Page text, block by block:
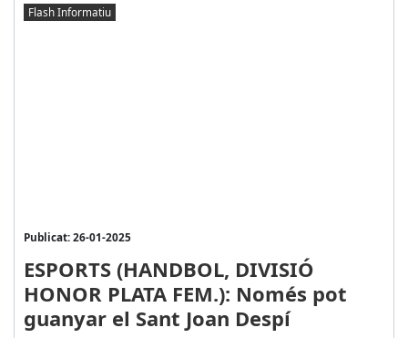
Flash Informatiu
Publicat: 26-01-2025
ESPORTS (HANDBOL, DIVISIÓ
HONOR PLATA FEM.): Només pot
guanyar el Sant Joan Despí